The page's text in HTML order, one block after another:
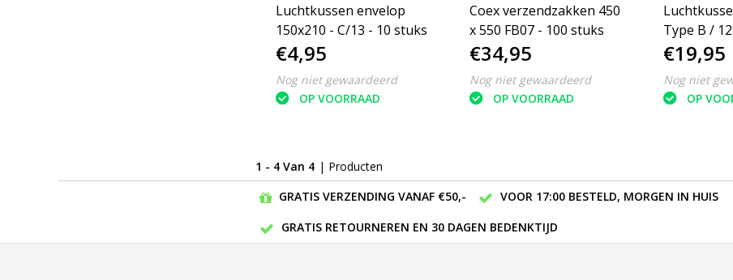
Luchtkussen envelop
150x210 - C/13 - 10 stuks
€4,95
Nog niet gewaardeerd
OP VOORRAAD
Coex verzendzakken 450
x 550 FB07 - 100 stuks
€34,95
Nog niet gewaardeerd
OP VOORRAAD
Type B /
200 Stuks
€19,95
Nog niet
OP
1 - 4 Van 4 | Producten
GRATIS VERZENDING VANAF €50,-
VOOR 17:00 BESTELD, MORGEN IN HUIS
GRATIS RETOURNEREN EN 30 DAGEN BEDENKTIJD